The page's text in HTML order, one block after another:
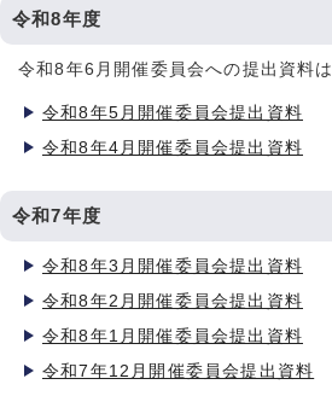
令和8年度
令和8年6月開催委員会への提出資料
令和8年5月開催委員会提出資料
令和8年4月開催委員会提出資料
令和7年度
令和8年3月開催委員会提出資料
令和8年2月開催委員会提出資料
令和8年1月開催委員会提出資料
令和7年12月開催委員会提出資料